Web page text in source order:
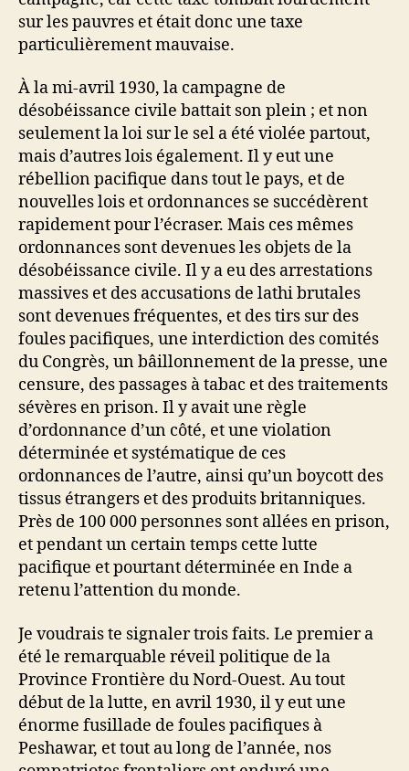
sur les pauvres et était donc une taxe
particulièrement mauvaise.
À la mi-avril 1930, la campagne de
désobéissance civile battait son plein ; et non
seulement la loi sur le sel a été violée partout,
mais d’autres lois également. Il y eut une
rébellion pacifique dans tout le pays, et de
nouvelles lois et ordonnances se succédèrent
rapidement pour l’écraser. Mais ces mêmes
ordonnances sont devenues les objets de la
désobéissance civile. Il y a eu des arrestations
massives et des accusations de lathi brutales
sont devenues fréquentes, et des tirs sur des
foules pacifiques, une interdiction des comités
du Congrès, un bâillonnement de la presse, une
censure, des passages à tabac et des traitements
sévères en prison. Il y avait une règle
d’ordonnance d’un côté, et une violation
déterminée et systématique de ces
ordonnances de l’autre, ainsi qu’un boycott des
tissus étrangers et des produits britanniques.
Près de 100 000 personnes sont allées en prison,
et pendant un certain temps cette lutte
pacifique et pourtant déterminée en Inde a
retenu l’attention du monde.
Je voudrais te signaler trois faits. Le premier a
été le remarquable réveil politique de la
Province Frontière du Nord-Ouest. Au tout
début de la lutte, en avril 1930, il y eut une
énorme fusillade de foules pacifiques à
Peshawar, et tout au long de l’année, nos